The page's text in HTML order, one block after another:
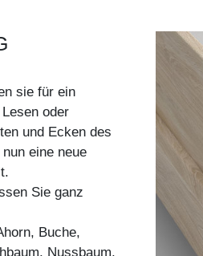
sie für ein
oder
und Ecken des
eine neue
Sie ganz
Buche,
Nussbaum,